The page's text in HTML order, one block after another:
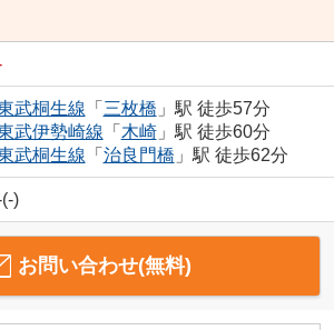
武桐生線 「 三枚橋 」駅 徒歩57分
武伊勢崎線 「 木崎」駅 徒歩60分
武桐生線 「 治良門橋 」駅 徒歩62分
)
お問い合わせ(無料)